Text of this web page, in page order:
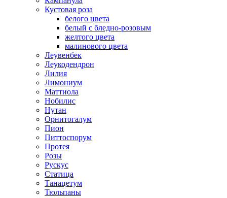
Кустовая роза
белого цвета
белый с бледно-розовым
желтого цвета
малинового цвета
Леувенбек
Леукодендрон
Лилия
Лимониум
Маттиола
Нобилис
Нутан
Орнитогалум
Пион
Питтоспорум
Протея
Розы
Рускус
Статица
Танацетум
Тюльпаны